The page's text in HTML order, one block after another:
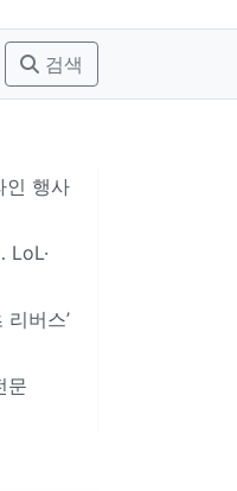
검색
인 행사
LoL·
버스’
문